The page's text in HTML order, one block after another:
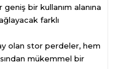
bir kullanım alanına
farklı
olan stor perdeler, hem
mükemmel bir